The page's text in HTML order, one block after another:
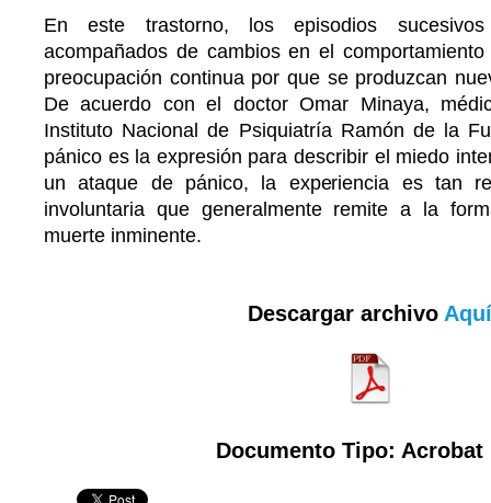
En este trastorno, los episodios
acompañados de cambios en el
preocupación continua por que se produzcan
De acuerdo con el doctor Omar Minaya,
Instituto Nacional de Psiquiatría Ramón de la
pánico es la expresión para describir el miedo
un ataque de pánico, la experiencia es tan
involuntaria que generalmente remite a la
muerte inminente.
Descargar archivo Aquí
Documento Tipo: Acrobat